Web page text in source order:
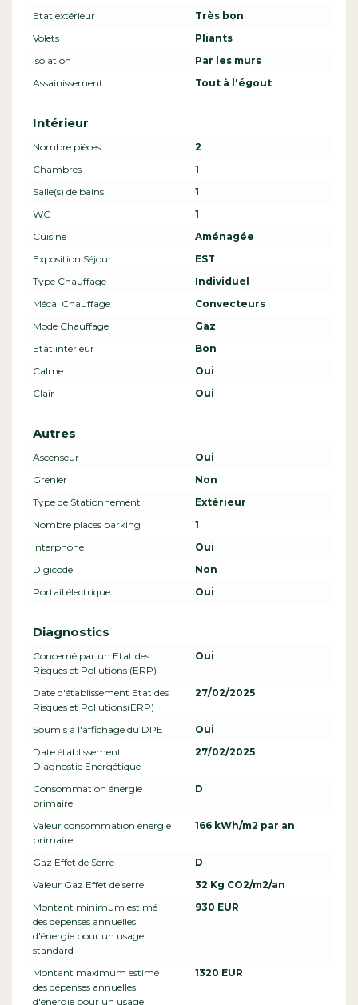
Etat extérieur
Très bon
Volets
Pliants
Isolation
Par les murs
Assainissement
Tout à l'égout
Intérieur
Nombre pièces
2
Chambres
1
Salle(s) de bains
1
WC
1
Cuisine
Aménagée
Exposition Séjour
EST
Type Chauffage
Individuel
Méca. Chauffage
Convecteurs
Mode Chauffage
Gaz
Etat intérieur
Bon
Calme
Oui
Clair
Oui
Autres
Ascenseur
Oui
Grenier
Non
Type de Stationnement
Extérieur
Nombre places parking
1
Interphone
Oui
Digicode
Non
Portail électrique
Oui
Diagnostics
Concerné par un Etat des
Risques et Pollutions (ERP)
Oui
Date d'établissement Etat des
Risques et Pollutions(ERP)
27/02/2025
Soumis à l'affichage du DPE
Oui
Date établissement
Diagnostic Energétique
27/02/2025
Consommation énergie
primaire
D
Valeur consommation énergie
primaire
166 kWh/m2 par an
Gaz Effet de Serre
D
Valeur Gaz Effet de serre
32 Kg CO2/m2/an
Montant minimum estimé
des dépenses annuelles
d'énergie pour un usage
standard
930 EUR
Montant maximum estimé
des dépenses annuelles
d'énergie pour un usage
1320 EUR